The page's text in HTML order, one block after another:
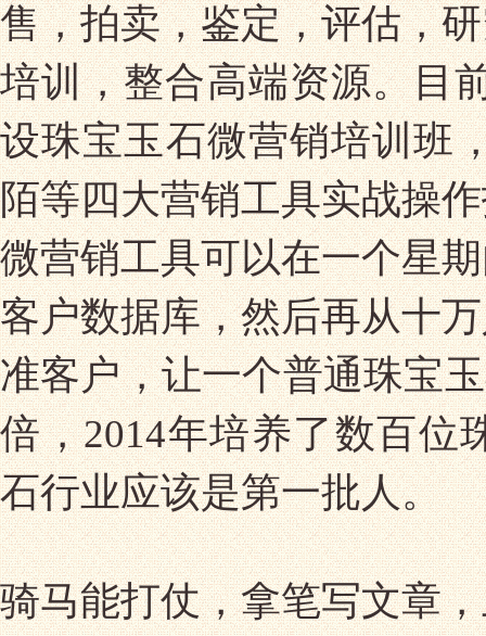
售，拍卖，鉴定，评估，
培训，整合高端资源。目
设珠宝玉石微营销培训班
陌等四大营销工具实战操
微营销工具可以在一个星
客户数据库，然后再从十
准客户，让一个普通珠宝
倍，2014年培养了数百位
石行业应该是第一批人。
骑马能打仗，拿笔写文章